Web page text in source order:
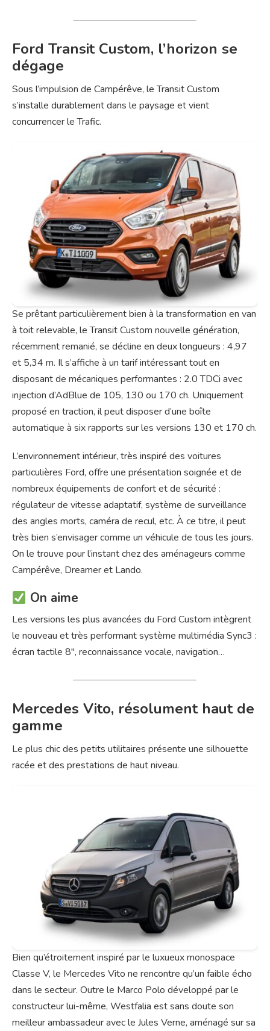
Ford Transit Custom, l’horizon se
dégage
Sous l’impulsion de Campérêve, le Transit Custom
s’installe durablement dans le paysage et vient
concurrencer le Trafic.
Se prêtant particulièrement bien à la transformation en van
à toit relevable, le Transit Custom nouvelle génération,
récemment remanié, se décline en deux longueurs : 4,97
et 5,34 m. Il s’affiche à un tarif intéressant tout en
disposant de mécaniques performantes : 2.0 TDCi avec
injection d’AdBlue de 105, 130 ou 170 ch. Uniquement
proposé en traction, il peut disposer d’une boîte
automatique à six rapports sur les versions 130 et 170 ch.
L’environnement intérieur, très inspiré des voitures
particulières Ford, offre une présentation soignée et de
nombreux équipements de confort et de sécurité :
régulateur de vitesse adaptatif, système de surveillance
des angles morts, caméra de recul, etc. À ce titre, il peut
très bien s’envisager comme un véhicule de tous les jours.
On le trouve pour l’instant chez des aménageurs comme
Campérêve, Dreamer et Lando.
On aime
Les versions les plus avancées du Ford Custom intègrent
le nouveau et très performant système multimédia Sync3 :
écran tactile 8″, reconnaissance vocale, navigation…
Mercedes Vito, résolument haut de
gamme
Le plus chic des petits utilitaires présente une silhouette
racée et des prestations de haut niveau.
Bien qu’étroitement inspiré par le luxueux monospace
Classe V, le Mercedes Vito ne rencontre qu’un faible écho
dans le secteur. Outre le Marco Polo développé par le
constructeur lui-même, Westfalia est sans doute son
meilleur ambassadeur avec le Jules Verne, aménagé sur sa